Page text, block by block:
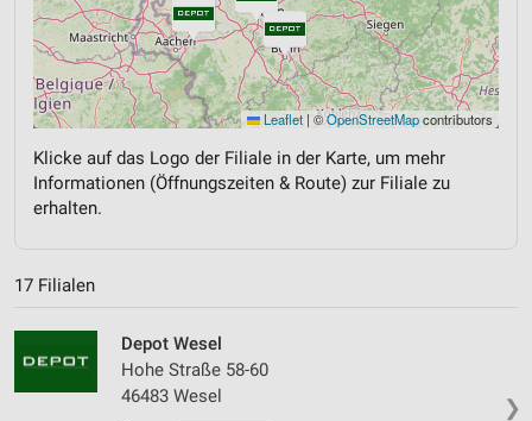
Leaflet | ©OpenStreetMapcontributors
Klicke auf das Logo der Filiale in der Karte, um mehr
Informationen (Öffnungszeiten & Route) zur Filiale zu
erhalten.
17 Filialen
❯
Depot Wesel
Hohe Straße 58-60
46483 Wesel